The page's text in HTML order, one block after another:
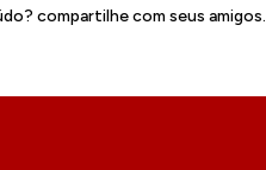
compartilhe com seus amigos.